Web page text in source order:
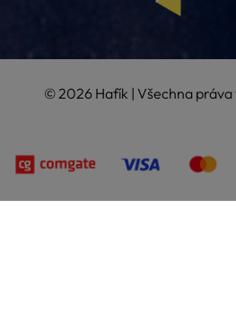
© 2026 Hafík | Všechna práva